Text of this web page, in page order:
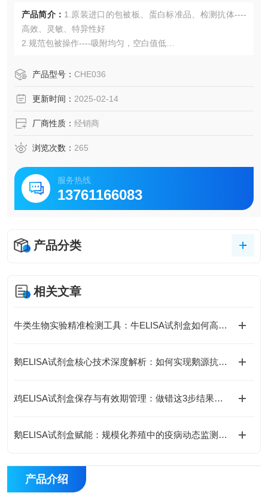
产品简介： 1.原装进口的包被板、蛋白标准品、检测抗体----
高效、灵敏、特异性好
2.规范包被操作----吸附均匀，空白值低
4.适用于血浆、血清、组织匀浆液、细胞培养上清液、尿液、
5.可检测动物类型丰富：人、猴、大鼠、小鼠、兔、猪、犬、
6.检测指标齐全：炎症因子、血管生成素、动脉粥样硬化因
子、趋化因子、生长因子、基质金属蛋白酶、脂肪因子等。
产品型号： CHE036
更新时间： 2025-02-14
厂商性质： 经销商
浏览次数： 265
服务热线
13761166083
产品分类
相关文章
牛类生物实验精准检测工具：牛ELISA试剂盒如何高效完成牛源样本目标蛋白定量分析？
鹅ELISA试剂盒核心技术深度解析：如何实现鹅源抗体与抗原的高特异性检测及精准定量分析？
鸡ELISA试剂盒保存与有效期管理：做错这3步结果全废
鹅ELISA试剂盒赋能：规模化养殖中的疫病动态监测体系
产品介绍